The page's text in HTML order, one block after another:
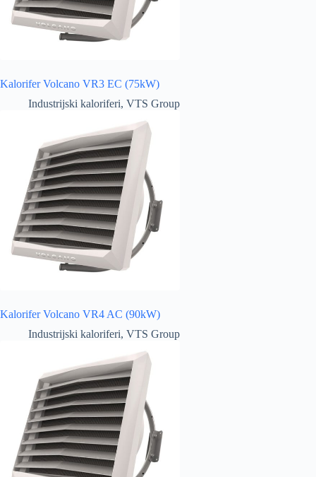
Kalorifer Volcano VR3 EC (75kW)
Industrijski kaloriferi, VTS Group
Kalorifer Volcano VR4 AC (90kW)
Industrijski kaloriferi, VTS Group